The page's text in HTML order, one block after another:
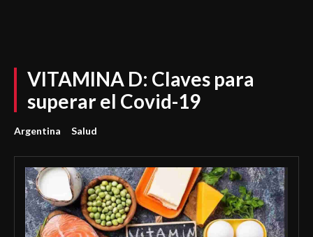
VITAMINA D: Claves para
superar el Covid-19
Argentina Salud